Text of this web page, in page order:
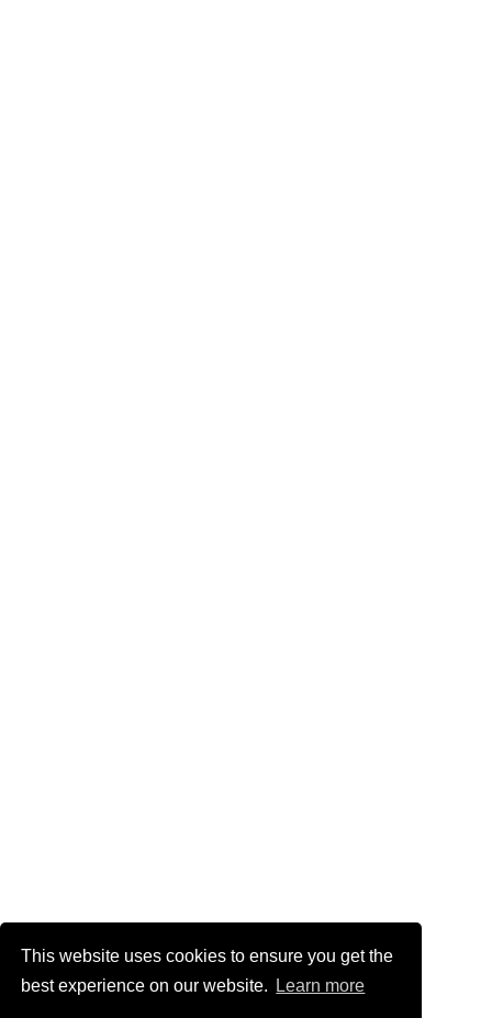
This website uses cookies to ensure you get the
best experience on our website.
Learn more